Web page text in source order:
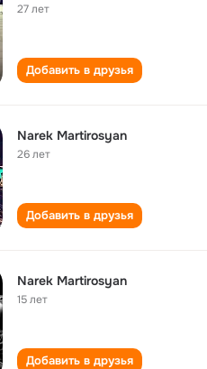
27 лет
Добавить в друзья
Narek Martirosyan
26 лет
Добавить в друзья
Narek Martirosyan
15 лет
Добавить в друзья